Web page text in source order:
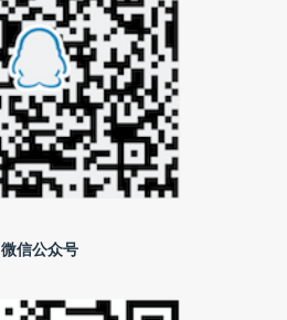
微信公众号